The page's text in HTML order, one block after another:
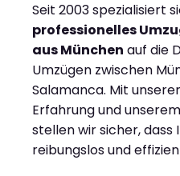
Seit 2003 spezialisiert
professionelles
aus München auf die
Umzügen zwischen
Salamanca. Mit
Erfahrung und
stellen wir sicher, dass
reibungslos und